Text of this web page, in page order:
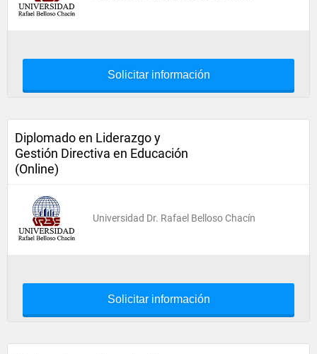
Solicitar información
Diplomado en Liderazgo y
Gestión Directiva en Educación
(Online)
Universidad Dr. Rafael Belloso Chacín
Solicitar información